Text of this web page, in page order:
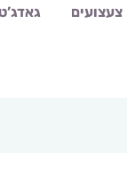
צעצועים